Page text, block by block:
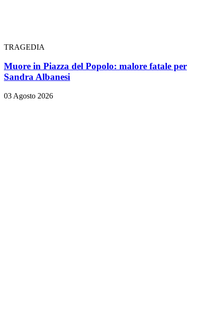
TRAGEDIA
Muore in Piazza del Popolo: malore fatale per
Sandra Albanesi
03 Agosto 2026